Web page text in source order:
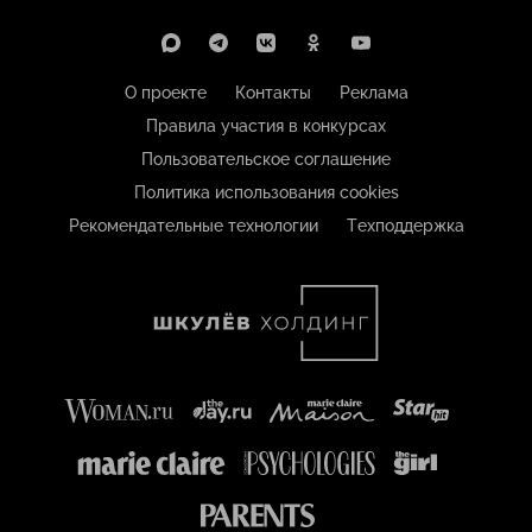
О проекте Контакты
Реклама
Правила участия в конкурсах
Пользовательское соглашение
Политика использования cookies
Рекомендательные технологии
Техподдержка